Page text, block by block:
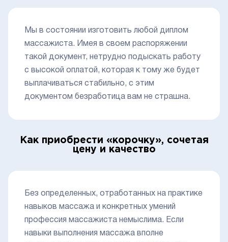
Мы в состоянии изготовить любой диплом
массажиста. Имея в своем распоряжении
такой документ, нетрудно подыскать работу
с высокой оплатой, которая к тому же будет
выплачиваться стабильно, с этим
документом безработица вам не страшна.
Как приобрести «корочку», сочетая
цену и качество
Без определенных, отработанных на практике
навыков массажа и конкретных умений
профессия массажиста немыслима. Если
навыки выполнения массажа вполне